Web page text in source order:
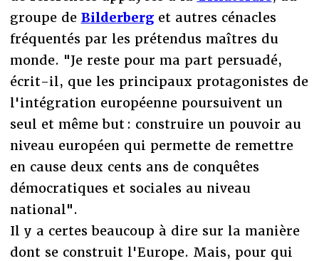
groupe de Bilderberget autres cénacles
fréquentés par les prétendus maîtres du
monde. "Je reste pour ma part persuadé,
écrit-il, que les principaux protagonistes de
l'intégration européenne poursuivent un
seul et même but : construire un pouvoir au
niveau européen qui permette de remettre
en cause deux cents ans de conquêtes
démocratiques et sociales au niveau
national".
Il y a certes beaucoup à dire sur la manière
dont se construit l'Europe. Mais, pour qui